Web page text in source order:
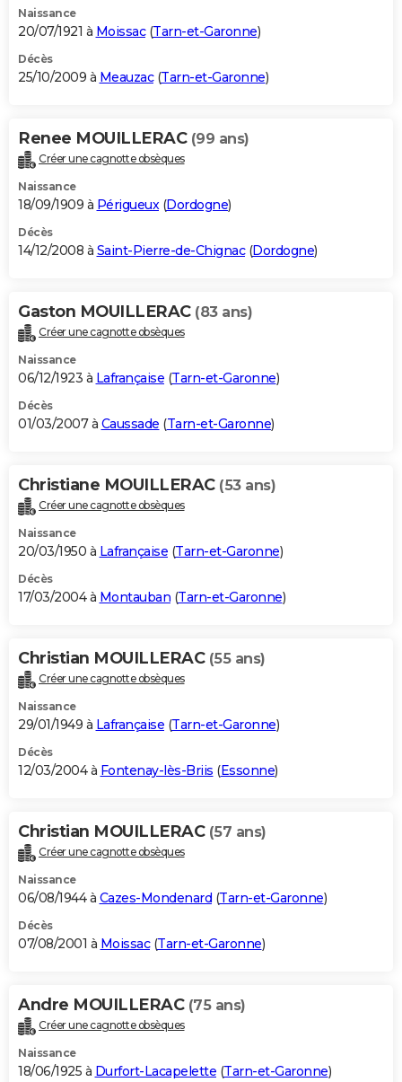
Naissance
20/07/1921 à Moissac(Tarn-et-Garonne)
Décès
25/10/2009 à Meauzac(Tarn-et-Garonne)
Renee MOUILLERAC (99 ans)
Créer une cagnotte obsèques
Naissance
18/09/1909 à Périgueux(Dordogne)
Décès
14/12/2008 à Saint-Pierre-de-Chignac(Dordogne)
Gaston MOUILLERAC (83 ans)
Créer une cagnotte obsèques
Naissance
06/12/1923 à Lafrançaise (Tarn-et-Garonne)
Décès
01/03/2007 à Caussade (Tarn-et-Garonne)
Christiane MOUILLERAC (53 ans)
Créer une cagnotte obsèques
Naissance
20/03/1950 à Lafrançaise (Tarn-et-Garonne)
Décès
17/03/2004 à Montauban (Tarn-et-Garonne)
Christian MOUILLERAC (55 ans)
Créer une cagnotte obsèques
Naissance
29/01/1949 à Lafrançaise (Tarn-et-Garonne)
Décès
12/03/2004 à Fontenay-lès-Briis (Essonne)
Christian MOUILLERAC (57 ans)
Créer une cagnotte obsèques
Naissance
06/08/1944 à Cazes-Mondenard (Tarn-et-Garonne)
Décès
07/08/2001 à Moissac(Tarn-et-Garonne)
Andre MOUILLERAC (75 ans)
Créer une cagnotte obsèques
Naissance
18/06/1925 à Durfort-Lacapelette (Tarn-et-Garonne)